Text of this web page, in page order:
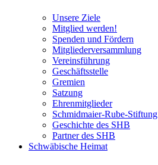
Unsere Ziele
Mitglied werden!
Spenden und Fördern
Mitgliederversammlung
Vereinsführung
Geschäftsstelle
Gremien
Satzung
Ehrenmitglieder
Schmidmaier-Rube-Stiftung
Geschichte des SHB
Partner des SHB
Schwäbische Heimat